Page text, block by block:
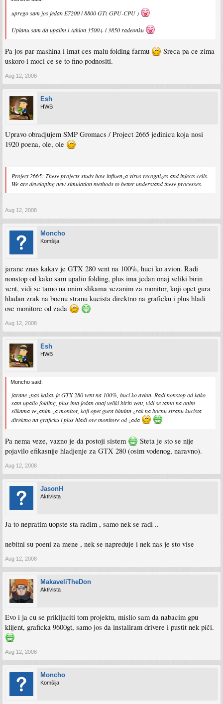
uprego sam jos jedan E7200 i 8800 GT( GPU-CPU )
Uplanu sam da upalim i Athlon 3500+ i 3850 radeonku
Pa jos par mashina i imat ces malu folding farmu
Sreca pa ce zima
uskoro i moci ce se to fino podnositi.
Aug 12, 2008
Esh
HWB
Upravo obradjujem SMP Gromacs / Project 2665 jedinicu koja nosi
1920 poena, ole, ole
Project 2665: These projects study how influenza virus recognizes and infects cells.
We are developing new simulation methods to better understand these processes.
Aug 12, 2008
Moncho
Komšija
jarane znas kakav je GTX 280 vent na 100%, huci ko avion. Radi
nonstop od kako sam upalio folding, plus ima jedan onaj veliki birin
vent, vidi se tamo na onim slikama vezanim za monitor, koji opet gura
hladan zrak na bocnu stranu kucista direktno na graficku i plus hladi
ove monitore od zada
Aug 12, 2008
Esh
HWB
Moncho said:
jarane znas kakav je GTX 280 vent na 100%, huci ko avion. Radi nonstop od kako
sam upalio folding, plus ima jedan onaj veliki birin vent, vidi se tamo na onim
slikama vezanim za monitor, koji opet gura hladan zrak na bocnu stranu kucista
direktno na graficku i plus hladi ove monitore od zada
Pa nema veze, vazno je da postoji sistem
Steta je sto se nije
pojavilo efikasnije hladjenje za GTX 280 (osim vodenog, naravno).
Aug 12, 2008
JasonH
Aktivista
Ja to nepratim uopste sta radim , samo nek se radi ..
nebitni su poeni za mene , nek se napreduje i nek nas je sto vise
Aug 12, 2008
MakaveliTheDon
Aktivista
Evo i ja cu se prikljuciti tom projektu, mislio sam da nabacim gpu
klijent, graficka 9600gt, samo jos da instaliram drivere i pustit nek piči.
Aug 12, 2008
Moncho
Komšija